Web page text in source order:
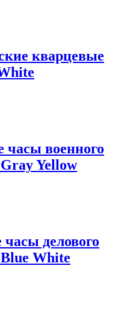
кварцевые
военного
Yellow
делового
White